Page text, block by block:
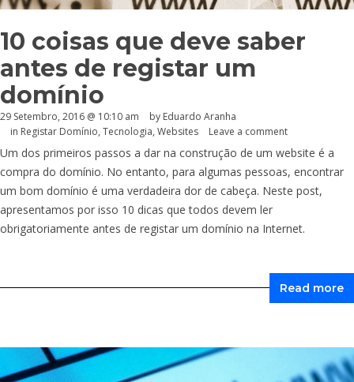
10 coisas que deve saber
antes de registar um
domínio
29 Setembro, 2016 @ 10:10 am by Eduardo Aranha
in Registar Domínio, Tecnologia, Websites Leave a comment
Um dos primeiros passos a dar na construção de um website é a
compra do domínio. No entanto, para algumas pessoas, encontrar
um bom domínio é uma verdadeira dor de cabeça. Neste post,
apresentamos por isso 10 dicas que todos devem ler
obrigatoriamente antes de registar um domínio na Internet.
Read more